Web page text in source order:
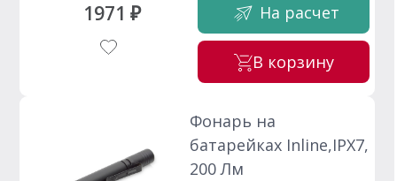
1971 ₽ На расчет
В корзину
Фонарь на
батарейках Inline,IPX7,
200 Лм